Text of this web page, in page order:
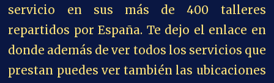
servicio en sus más de 400 talleres
repartidos por España. Te dejo el enlace en
donde además de ver todos los servicios que
prestan puedes ver también las ubicaciones